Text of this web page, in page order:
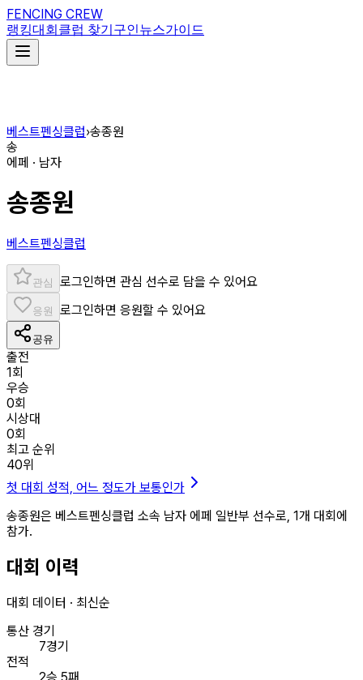
FENCING CREW
랭킹대회 클럽 찾기 구인뉴스가이드
베스트펜싱클럽›송종원
송
에페 · 남자
송종원
베스트펜싱클럽
관심 로그인하면 관심 선수로 담을 수 있어요
응원 로그인하면 응원할 수 있어요
공유
출전
1회
우승
0회
시상대
0회
최고 순위
40위
첫 대회 성적, 어느 정도가 보통인가
송종원은 베스트펜싱클럽 소속 남자 에페 일반부 선수로, 1개 대회에
참가.
대회 이력
대회 데이터 · 최신순
통산 경기
7경기
전적
2승 5패